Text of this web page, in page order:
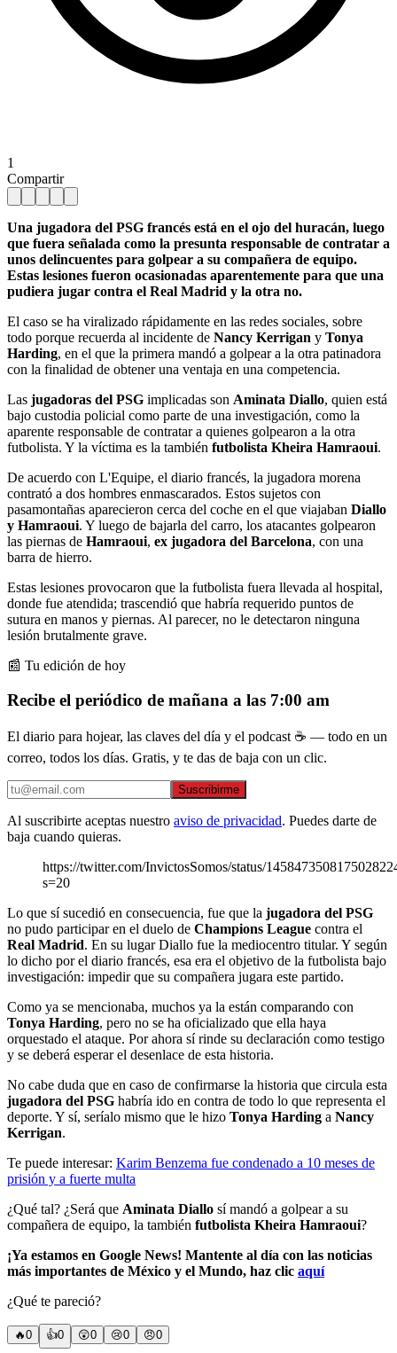
1
Compartir
Una jugadora del PSG francés está en el ojo del huracán, luego
que fuera señalada como la presunta responsable de contratar a
unos delincuentes para golpear a su compañera de equipo.
Estas lesiones fueron ocasionadas aparentemente para que una
pudiera jugar contra el Real Madrid y la otra no.
El caso se ha viralizado rápidamente en las redes sociales, sobre
todo porque recuerda al incidente de Nancy Kerrigan y Tonya
Harding, en el que la primera mandó a golpear a la otra patinadora
con la finalidad de obtener una ventaja en una competencia.
Las jugadoras del PSG implicadas son Aminata Diallo, quien está
bajo custodia policial como parte de una investigación, como la
aparente responsable de contratar a quienes golpearon a la otra
futbolista. Y la víctima es la también futbolista Kheira Hamraoui.
De acuerdo con L'Equipe, el diario francés, la jugadora morena
contrató a dos hombres enmascarados. Estos sujetos con
pasamontañas aparecieron cerca del coche en el que viajaban Diallo
y Hamraoui. Y luego de bajarla del carro, los atacantes golpearon
las piernas de Hamraoui, ex jugadora del Barcelona, con una
barra de hierro.
Estas lesiones provocaron que la futbolista fuera llevada al hospital,
donde fue atendida; trascendió que habría requerido puntos de
sutura en manos y piernas. Al parecer, no le detectaron ninguna
lesión brutalmente grave.
📰 Tu edición de hoy
Recibe el periódico de mañana a las 7:00 am
El diario para hojear, las claves del día y el podcast ☕ — todo en un
correo, todos los días. Gratis, y te das de baja con un clic.
Suscribirme
Al suscribirte aceptas nuestro aviso de privacidad. Puedes darte de
baja cuando quieras.
https://twitter.com/InvictosSomos/status/
s=20
Lo que sí sucedió en consecuencia, fue que la jugadora del PSG
no pudo participar en el duelo de Champions League contra el
Real Madrid. En su lugar Diallo fue la mediocentro titular. Y según
lo dicho por el diario francés, esa era el objetivo de la futbolista bajo
investigación: impedir que su compañera jugara este partido.
Como ya se mencionaba, muchos ya la están comparando con
Tonya Harding, pero no se ha oficializado que ella haya
orquestado el ataque. Por ahora sí rinde su declaración como testigo
y se deberá esperar el desenlace de esta historia.
No cabe duda que en caso de confirmarse la historia que circula esta
jugadora del PSG habría ido en contra de todo lo que representa el
deporte. Y sí, seríalo mismo que le hizo Tonya Harding a Nancy
Kerrigan.
Te puede interesar: Karim Benzema fue condenado a 10 meses de
prisión y a fuerte multa
¿Qué tal? ¿Será que Aminata Diallo sí mandó a golpear a su
compañera de equipo, la también futbolista Kheira Hamraoui?
¡Ya estamos en Google News! Mantente al día con las noticias
más importantes de México y el Mundo, haz clic aquí
¿Qué te pareció?
🔥0 👍0 😲0 😢0 😠0